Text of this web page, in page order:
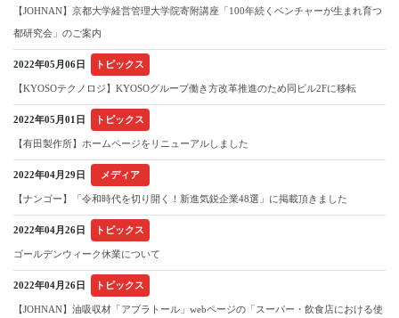
【JOHNAN】京都大学経営管理大学院寄附講座「100年続くベンチャーが生まれ育つ
都研究会」のご案内
2022年05月06日 トピックス
【KYOSOテクノロジ】KYOSOグループ働き方改革推進のため同ビル2Fに移転
2022年05月01日 トピックス
【有田製作所】ホームページをリニューアルしました
2022年04月29日 メディア
【ナンゴー】「令和時代を切り開く！新進気鋭企業48選」に掲載頂きました
2022年04月26日 トピックス
ゴールデンウィーク休業について
2022年04月26日 トピックス
【JOHNAN】油吸収材「アブラトール」webページの「スーパー・飲食店における使